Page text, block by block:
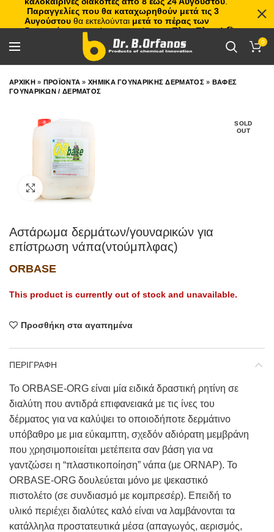
0
ΑΡΧΙΚΗ» ΠΡΟΪΟΝΤΑ »ΧΗΜΙΚΑ ΓΟΥΝΑΡΙΚΗΣ ΔΕΡΜΑΤΟΣ » ΒΑΦΕΣ
ΓΟΥΝΑΡΙΚΩΝ / ΔΕΡΜΑΤΟΣ
SOLD
OUT
Click to enlarge
Αστάρωμα δερμάτων/γουναρικών για
επίστρωση νάπα(ντούμπλφας)
ORBASE
This product is currently out of stock and unavailable.
Προσθήκη στα αγαπημένα
ΠΕΡΙΓΡΑΦΗ
Το ORBASE-ORG είναι μία ειδικά δραστική ρητίνη σε
διαλύτη που αντιδρά επιφανειακά με τις ίνες του
δέρματος για να καλύψει το οποιοδήποτε δερμάτινο
υπόβαθρο με μια εύκαμπτη, σχεδόν αδιόρατη μεμβράνη
που χρησιμοποιείται μετέπειτα σαν βάση για να
γαντζώσει η “πλαστικοποίηση” νάπα (με ORNAP). Το
ORBASE-ORG δουλεύεται μόνο με ψεκαστικό
πιστολέτο (σε συνδιασμό με κομπρεσέρ). Επειδή το
υλικό περιέχει διαλύτες καλό είναι να λαμβάνονται τα
κατάλληλα προστατευτικά μέσα (απαγωγός, αερισμός,
Παραγγελίες που θα καταχωρηθούν μετά τις 3
Αυγούστου θα εκτελούνται μετά το πέρας των
διακοπών, με σειρά προτεραιότητας.Πλιτς Πλατς!🏖️🌊